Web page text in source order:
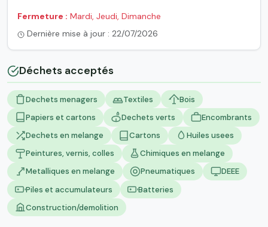
Fermeture : Mardi, Jeudi, Dimanche
Dernière mise à jour : 22/07/2026
Déchets acceptés
Dechets menagers Textiles
Bois
Papiers et cartons
Dechets verts
Encombrants
Dechets en melange
Cartons
Huiles usees
Peintures, vernis, colles
Chimiques en melange
Metalliques en melange
Pneumatiques
DEEE
Piles et accumulateurs
Batteries
Construction/demolition